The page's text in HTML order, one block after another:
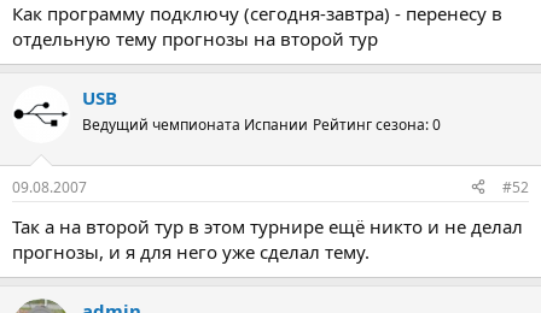
Как программу подключу (сегодня-завтра) - перенесу в
отдельную тему прогнозы на второй тур
USB
Ведущий чемпионата Испании Рейтинг сезона: 0
09.08.2007 #52
Так а на второй тур в этом турнире ещё никто и не делал
прогнозы, и я для него уже сделал тему.